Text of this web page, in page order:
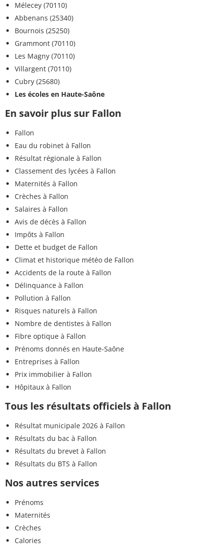
Mélecey (70110)
Abbenans (25340)
Bournois (25250)
Grammont (70110)
Les Magny (70110)
Villargent (70110)
Cubry (25680)
Les écoles en Haute-Saône
En savoir plus sur Fallon
Fallon
Eau du robinet à Fallon
Résultat régionale à Fallon
Classement des lycées à Fallon
Maternités à Fallon
Crèches à Fallon
Salaires à Fallon
Avis de décès à Fallon
Impôts à Fallon
Dette et budget de Fallon
Climat et historique météo de Fallon
Accidents de la route à Fallon
Délinquance à Fallon
Pollution à Fallon
Risques naturels à Fallon
Nombre de dentistes à Fallon
Fibre optique à Fallon
Prénoms donnés en Haute-Saône
Entreprises à Fallon
Prix immobilier à Fallon
Hôpitaux à Fallon
Tous les résultats officiels à Fallon
Résultat municipale 2026 à Fallon
Résultats du bac à Fallon
Résultats du brevet à Fallon
Résultats du BTS à Fallon
Nos autres services
Prénoms
Maternités
Crèches
Calories